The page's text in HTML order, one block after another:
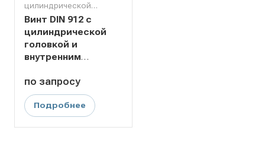
цилиндрической
головкой
Винт DIN 912 с
цилиндрической
головкой и
внутренним
под ключ М30х50
класс прочности
12.9
оксидированный
по запросу
Подробнее